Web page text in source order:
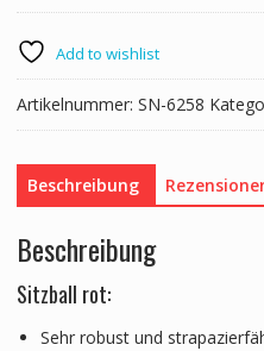
inkl.
Pumpe
Menge
Add to wishlist
Artikelnummer: SN-6258
Beschreibung
Beschreibung
Sitzball rot:
Sehr robust und